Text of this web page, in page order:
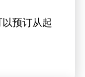
预订从起